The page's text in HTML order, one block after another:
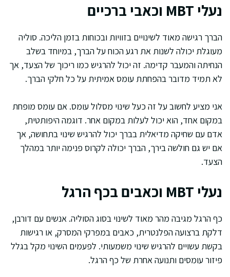
נעלי MBT וכאבי ברכיים
הברך רגישה מאוד לשינויים בזוויות ובכוחות בזמן הליכה. סוליה
מעוגלת יכולה לשנות את רגע הכוח על הברך, במיוחד בשלב
הנחיתה והמעבר קדימה. זה יכול להרגיש כמו ריכוך של הצעד, אך
לא תמיד מדובר בהפחתת עומס אמיתית על כל חלקי הברך.
אני מציע לחשוב על זה כעל שינוי מסלול עומס. אם עומס מופחת
במקום אחד, הוא יכול לעלות במקום אחר. דוגמה היפותטית,
אדם עם שחיקה מדיאלית בברך יכול להרגיש שינוי בתחושה, אך
אם יש גם חולשה בירך, הברך יכולה לקרוס פנימה יותר במהלך
הצעד.
נעלי MBT וכאבים בכף הרגל
כף הרגל מגיבה מהר מאוד לשינוי בסוג הסוליה. אנשים עם דורבן,
דלקת ברצועה הפלנטרית, כאבים במפרקי המסרק, או רגישות
בקשת עשויים להרגיש שינוי משמעותי. לפעמים השינוי מקל בגלל
פיזור עומסים ותנועה אחרת של כף הרגל.